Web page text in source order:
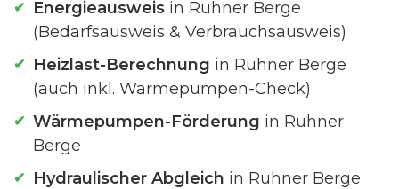
Energieausweis in Ruhner Berge
(Bedarfsausweis & Verbrauchsausweis)
Heizlast-Berechnung in Ruhner Berge
(auch inkl. Wärmepumpen-Check)
Wärmepumpen-Förderung in Ruhner
Berge
Hydraulischer Abgleich in Ruhner Berge